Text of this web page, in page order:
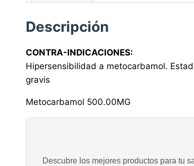
Descripción
CONTRA-INDICACIONES:
Hipersensibilidad a metocarbamol.
gravis
Metocarbamol 500.00MG
Descubre los mejores productos para tu